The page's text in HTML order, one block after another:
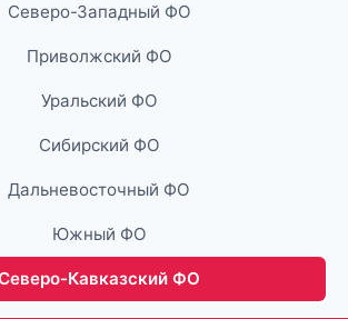
Северо-Западный ФО
Приволжский ФО
Уральский ФО
Сибирский ФО
Дальневосточный ФО
Южный ФО
Кавказский ФО